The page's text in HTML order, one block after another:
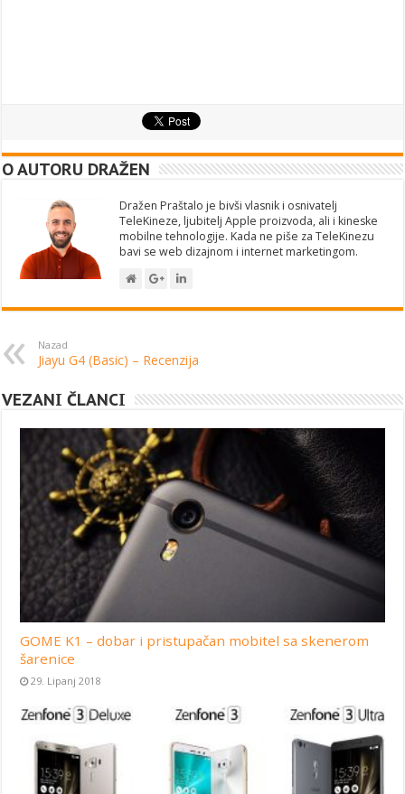
O AUTORU DRAŽEN
Dražen Praštalo je bivši vlasnik i osnivatelj
TeleKineze, ljubitelj Apple proizvoda, ali i kineske
mobilne tehnologije. Kada ne piše za TeleKinezu
bavi se web dizajnom i internet marketingom.
Nazad
Jiayu G4 (Basic) – Recenzija
VEZANI ČLANCI
GOME K1 – dobar i pristupačan mobitel sa skenerom
šarenice
29. Lipanj 2018